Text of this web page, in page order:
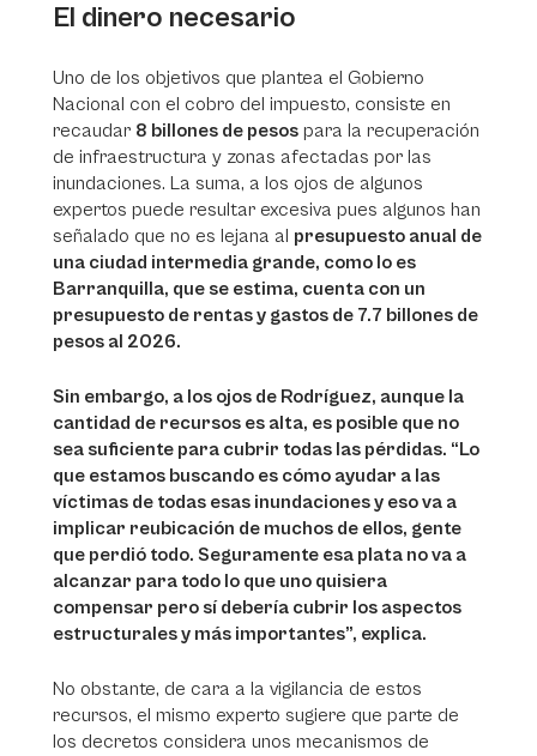
El dinero necesario
Uno de los objetivos que plantea el Gobierno
Nacional con el cobro del impuesto, consiste en
recaudar 8 billones de pesos para la recuperación
de infraestructura y zonas afectadas por las
inundaciones. La suma, a los ojos de algunos
expertos puede resultar excesiva pues algunos han
señalado que no es lejana al presupuesto anual de
una ciudad intermedia grande, como lo es
Barranquilla, que se estima, cuenta con un
presupuesto de rentas y gastos de 7.7 billones de
pesos al 2026.
Sin embargo, a los ojos de Rodríguez, aunque la
cantidad de recursos es alta, es posible que no
sea suficiente para cubrir todas las pérdidas. “Lo
que estamos buscando es cómo ayudar a las
víctimas de todas esas inundaciones y eso va a
implicar reubicación de muchos de ellos, gente
que perdió todo. Seguramente esa plata no va a
alcanzar para todo lo que uno quisiera
compensar pero sí debería cubrir los aspectos
estructurales y más importantes”, explica.
No obstante, de cara a la vigilancia de estos
recursos, el mismo experto sugiere que parte de
los decretos considera unos mecanismos de